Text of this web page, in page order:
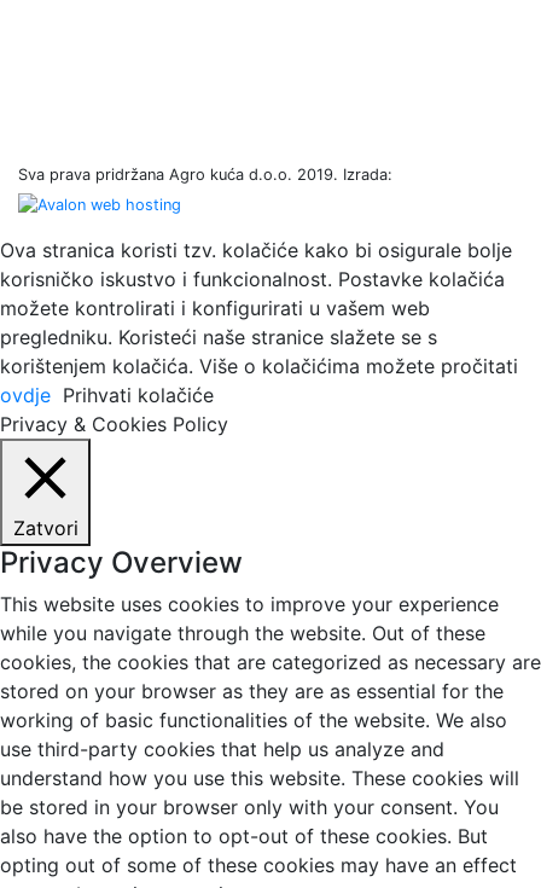
Sva prava pridržana Agro kuća d.o.o. 2019. Izrada:
Ova stranica koristi tzv. kolačiće kako bi osigurale bolje
korisničko iskustvo i funkcionalnost. Postavke kolačića
možete kontrolirati i konfigurirati u vašem web
pregledniku. Koristeći naše stranice slažete se s
korištenjem kolačića. Više o kolačićima možete pročitati
ovdje Prihvati kolačiće
Privacy & Cookies Policy
Zatvori
Privacy Overview
This website uses cookies to improve your experience
while you navigate through the website. Out of these
cookies, the cookies that are categorized as necessary are
stored on your browser as they are as essential for the
working of basic functionalities of the website. We also
use third-party cookies that help us analyze and
understand how you use this website. These cookies will
be stored in your browser only with your consent. You
also have the option to opt-out of these cookies. But
opting out of some of these cookies may have an effect